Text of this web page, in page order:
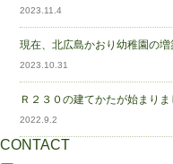
2023.11.4
現在、北広島かおり幼稚園の増
2023.10.31
Ｒ２３０の建てかたが始まりま
2022.9.2
CONTACT